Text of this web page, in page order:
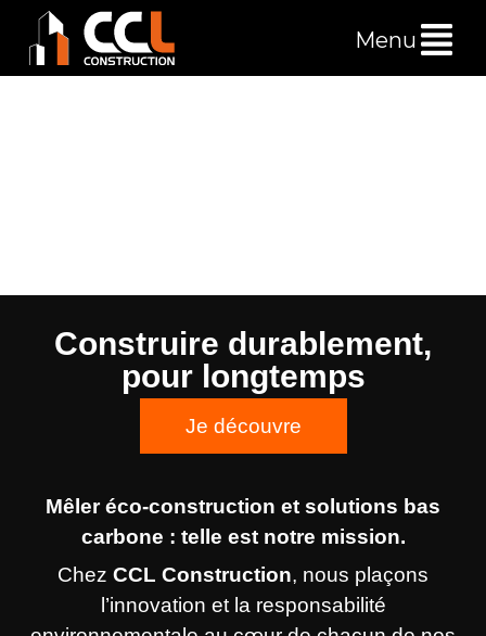
Menu
Construire durablement,
pour longtemps
Je découvre
Mêler éco-construction et solutions bas
carbone : telle est notre mission.
Chez CCL Construction, nous plaçons
l’innovation et la responsabilité